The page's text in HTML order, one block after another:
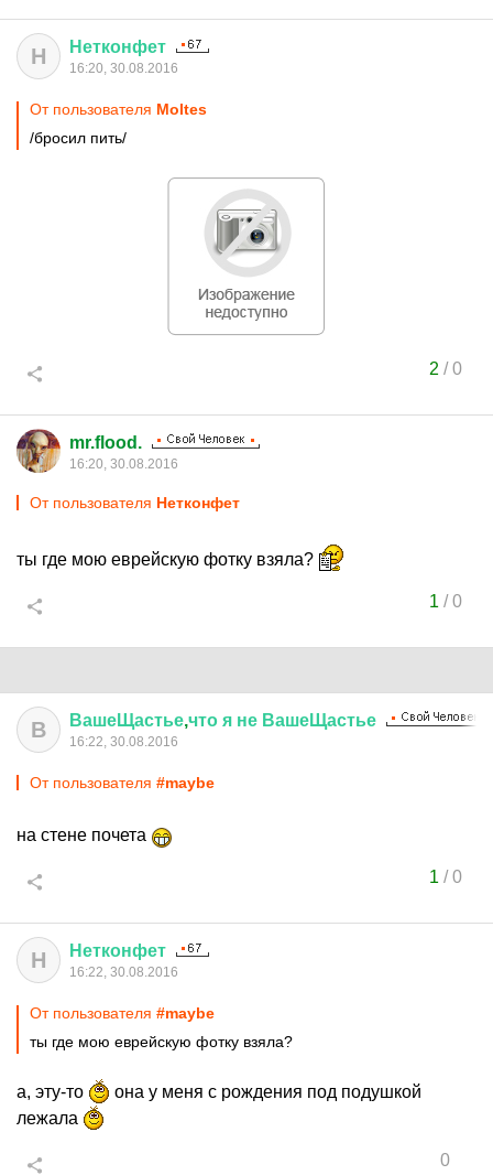
Н Нетконфет
16:20, 30.08.2016
От пользователя Moltes
/бросил пить/
2 /0
mr.flood.
16:20, 30.08.2016
От пользователя Нетконфет
ты где мою еврейскую фотку взяла?
1 /0
В ВашеЩастье,что я не ВашеЩастье
16:22, 30.08.2016
От пользователя #maybe
на стене почета
1 /0
Н Нетконфет
16:22, 30.08.2016
От пользователя #maybe
ты где мою еврейскую фотку взяла?
а, эту-то
она у меня с рождения под подушкой
лежала
0